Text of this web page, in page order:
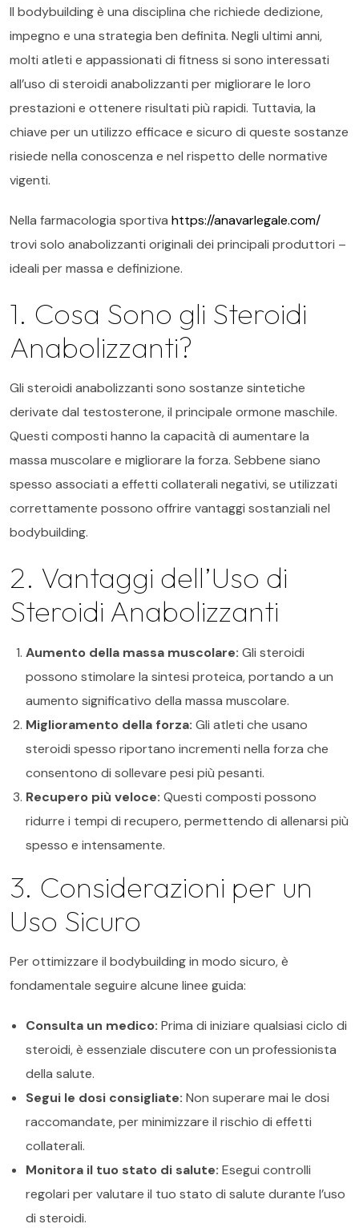
Il bodybuilding è una disciplina che richiede dedizione,
impegno e una strategia ben definita. Negli ultimi anni,
molti atleti e appassionati di fitness si sono interessati
all’uso di steroidi anabolizzanti per migliorare le loro
prestazioni e ottenere risultati più rapidi. Tuttavia, la
chiave per un utilizzo efficace e sicuro di queste sostanze
risiede nella conoscenza e nel rispetto delle normative
vigenti.
Nella farmacologia sportiva https://anavarlegale.com/
trovi solo anabolizzanti originali dei principali produttori –
ideali per massa e definizione.
1. Cosa Sono gli Steroidi
Anabolizzanti?
Gli steroidi anabolizzanti sono sostanze sintetiche
derivate dal testosterone, il principale ormone maschile.
Questi composti hanno la capacità di aumentare la
massa muscolare e migliorare la forza. Sebbene siano
spesso associati a effetti collaterali negativi, se utilizzati
correttamente possono offrire vantaggi sostanziali nel
bodybuilding.
2. Vantaggi dell’Uso di
Steroidi Anabolizzanti
Aumento della massa muscolare: Gli steroidi
possono stimolare la sintesi proteica, portando a un
aumento significativo della massa muscolare.
Miglioramento della forza: Gli atleti che usano
steroidi spesso riportano incrementi nella forza che
consentono di sollevare pesi più pesanti.
Recupero più veloce: Questi composti possono
ridurre i tempi di recupero, permettendo di allenarsi più
spesso e intensamente.
3. Considerazioni per un
Uso Sicuro
Per ottimizzare il bodybuilding in modo sicuro, è
fondamentale seguire alcune linee guida:
Consulta un medico: Prima di iniziare qualsiasi ciclo di
steroidi, è essenziale discutere con un professionista
della salute.
Segui le dosi consigliate: Non superare mai le dosi
raccomandate, per minimizzare il rischio di effetti
collaterali.
Monitora il tuo stato di salute: Esegui controlli
regolari per valutare il tuo stato di salute durante l’uso
di steroidi.